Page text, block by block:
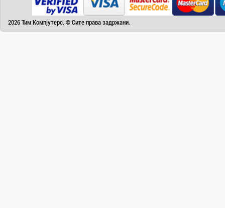
Carrier
2026 Тим Компјутерс. © Сите права задржани.